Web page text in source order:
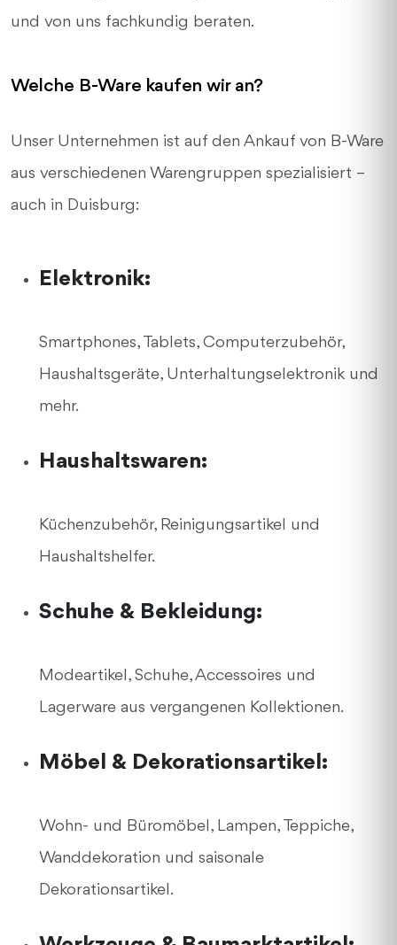
und von uns fachkundig beraten.
Welche B-Ware kaufen wir an?
Unser Unternehmen ist auf den Ankauf von B-Ware
aus verschiedenen Warengruppen spezialisiert –
auch in Duisburg:
Elektronik:
Smartphones, Tablets, Computerzubehör,
Haushaltsgeräte, Unterhaltungselektronik und
mehr.
Haushaltswaren:
Küchenzubehör, Reinigungsartikel und
Haushaltshelfer.
Schuhe & Bekleidung:
Modeartikel, Schuhe, Accessoires und
Lagerware aus vergangenen Kollektionen.
Möbel & Dekorationsartikel:
Wohn- und Büromöbel, Lampen, Teppiche,
Wanddekoration und saisonale
Dekorationsartikel.